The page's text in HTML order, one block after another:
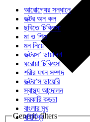
Generic filters
আরোগ্যের সন্ধানে
ডক্টর অন কল
ছবিতে চিকিৎসা
মা ও শিশু
মন নিয়ে
ডক্টরস’ ডায়ালগ
ঘরোয়া চিকিৎসা
শরীর যখন সম্পদ
ডক্টর’স ডায়েরি
স্বাস্থ্য আন্দোলন
সরকারি কড়চা
বাংলার মুখ
বহির্বিশ্ব